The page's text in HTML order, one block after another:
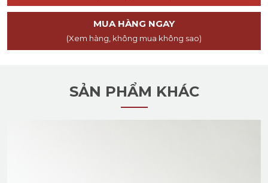
MUA HÀNG NGAY
(Xem hàng, không mua không sao)
SẢN PHẨM KHÁC